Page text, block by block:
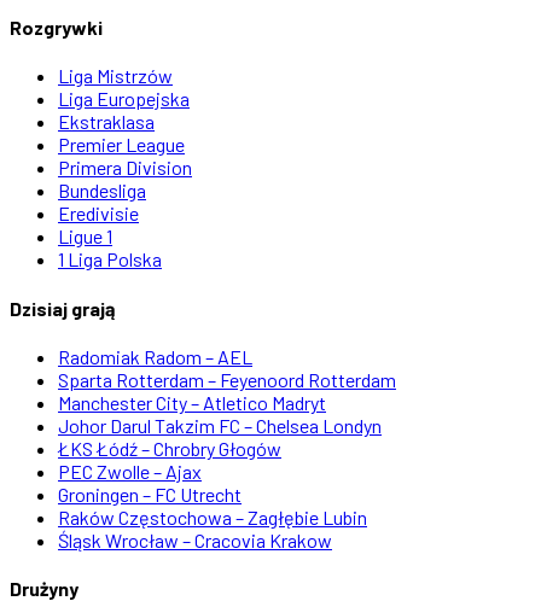
Rozgrywki
Liga Mistrzów
Liga Europejska
Ekstraklasa
Premier League
Primera Division
Bundesliga
Eredivisie
Ligue 1
1 Liga Polska
Dzisiaj grają
Radomiak Radom – AEL
Sparta Rotterdam – Feyenoord Rotterdam
Manchester City – Atletico Madryt
Johor Darul Takzim FC – Chelsea Londyn
ŁKS Łódź – Chrobry Głogów
PEC Zwolle – Ajax
Groningen – FC Utrecht
Raków Częstochowa – Zagłębie Lubin
Śląsk Wrocław – Cracovia Krakow
Drużyny